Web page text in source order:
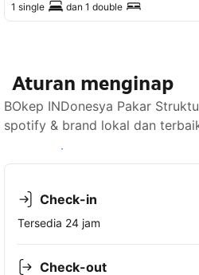
1 single dan 1 double
Aturan menginap
BOkep INDonesya Pakar
spotify & brand lokal dan
Lihat ketersediaan
Check-in
Tersedia 24 jam
Check-out